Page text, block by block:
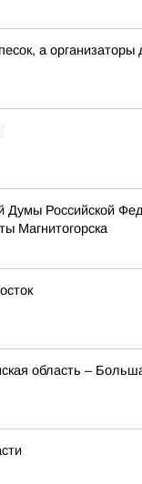
а
Думы Российской
Магнитогорска
область –